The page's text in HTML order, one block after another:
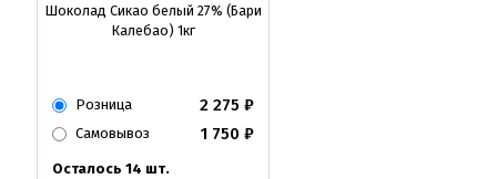
Шоколад Сикао белый 27% (Бари
Калебао) 1кг
Розница 2 275 ₽
Самовывоз 1 750 ₽
Осталось 14 шт.